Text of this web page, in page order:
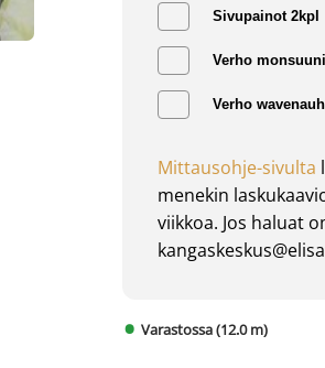
Sivupainot 2kpl
Verho
Verho
Mittausohje-sivulta
menekin
viikkoa. Jos haluat
Varastossa (12.0 m)